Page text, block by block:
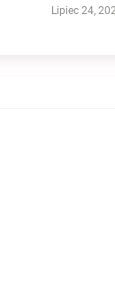
Lipiec 24,